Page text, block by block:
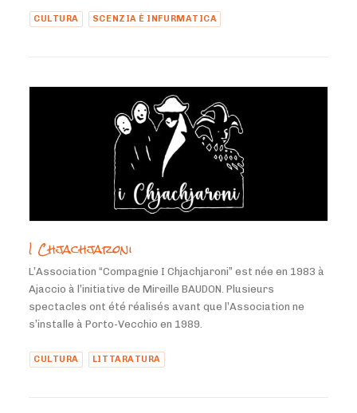
CULTURA SCENZIA È INFURMATICA
I Chjachjaroni
L’Association “Compagnie I Chjachjaroni” est née en 1983 à
Ajaccio à l’initiative de Mireille BAUDON. Plusieurs
spectacles ont été réalisés avant que l’Association ne
s’installe à Porto-Vecchio en 1989.
CULTURA LITTARATURA